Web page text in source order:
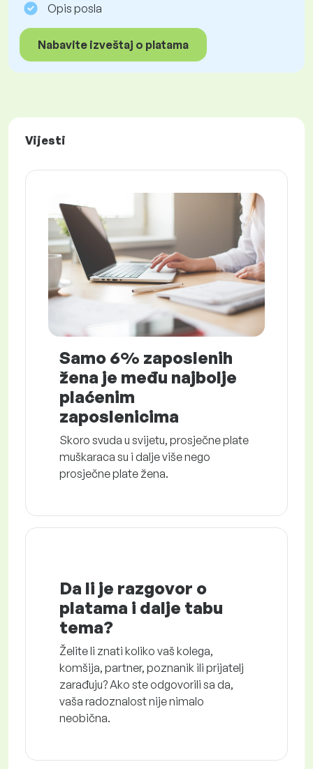
Opis posla
Nabavite izveštaj o platama
Vijesti
Samo 6% zaposlenih
žena je među najbolje
plaćenim
zaposlenicima
Skoro svuda u svijetu, prosječne plate
muškaraca su i dalje više nego
prosječne plate žena.
Da li je razgovor o
platama i dalje tabu
tema?
Želite li znati koliko vaš kolega,
komšija, partner, poznanik ili prijatelj
zarađuju? Ako ste odgovorili sa da,
vaša radoznalost nije nimalo
neobična.